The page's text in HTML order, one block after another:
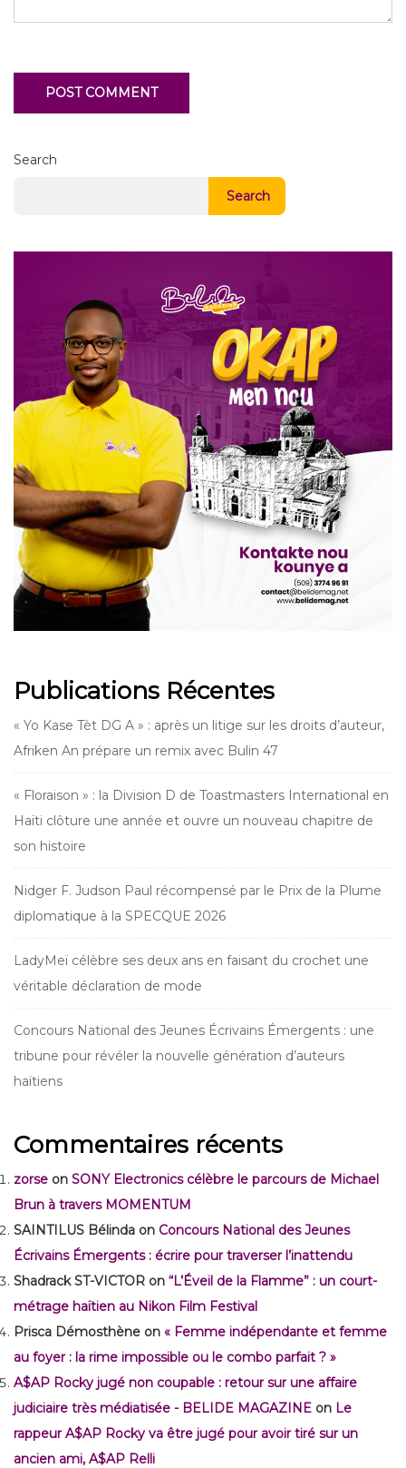
Search
Search
Publications Récentes
« Yo Kase Tèt DG A » : après un litige sur les droits d’auteur,
Afriken An prépare un remix avec Bulin 47
« Floraison » : la Division D de Toastmasters International en
Haïti clôture une année et ouvre un nouveau chapitre de
son histoire
Nidger F. Judson Paul récompensé par le Prix de la Plume
diplomatique à la SPECQUE 2026
LadyMeï célèbre ses deux ans en faisant du crochet une
véritable déclaration de mode
Concours National des Jeunes Écrivains Émergents : une
tribune pour révéler la nouvelle génération d’auteurs
haïtiens
Commentaires récents
zorse on SONY Electronics célèbre le parcours de Michael
Brun à travers MOMENTUM
SAINTILUS Bélinda on Concours National des Jeunes
Écrivains Émergents : écrire pour traverser l’inattendu
Shadrack ST-VICTOR on “L’Éveil de la Flamme” : un court-
métrage haïtien au Nikon Film Festival
Prisca Démosthène on « Femme indépendante et femme
au foyer : la rime impossible ou le combo parfait ? »
A$AP Rocky jugé non coupable : retour sur une affaire
judiciaire très médiatisée - BELIDE MAGAZINE on Le
rappeur A$AP Rocky va être jugé pour avoir tiré sur un
ancien ami, A$AP Relli